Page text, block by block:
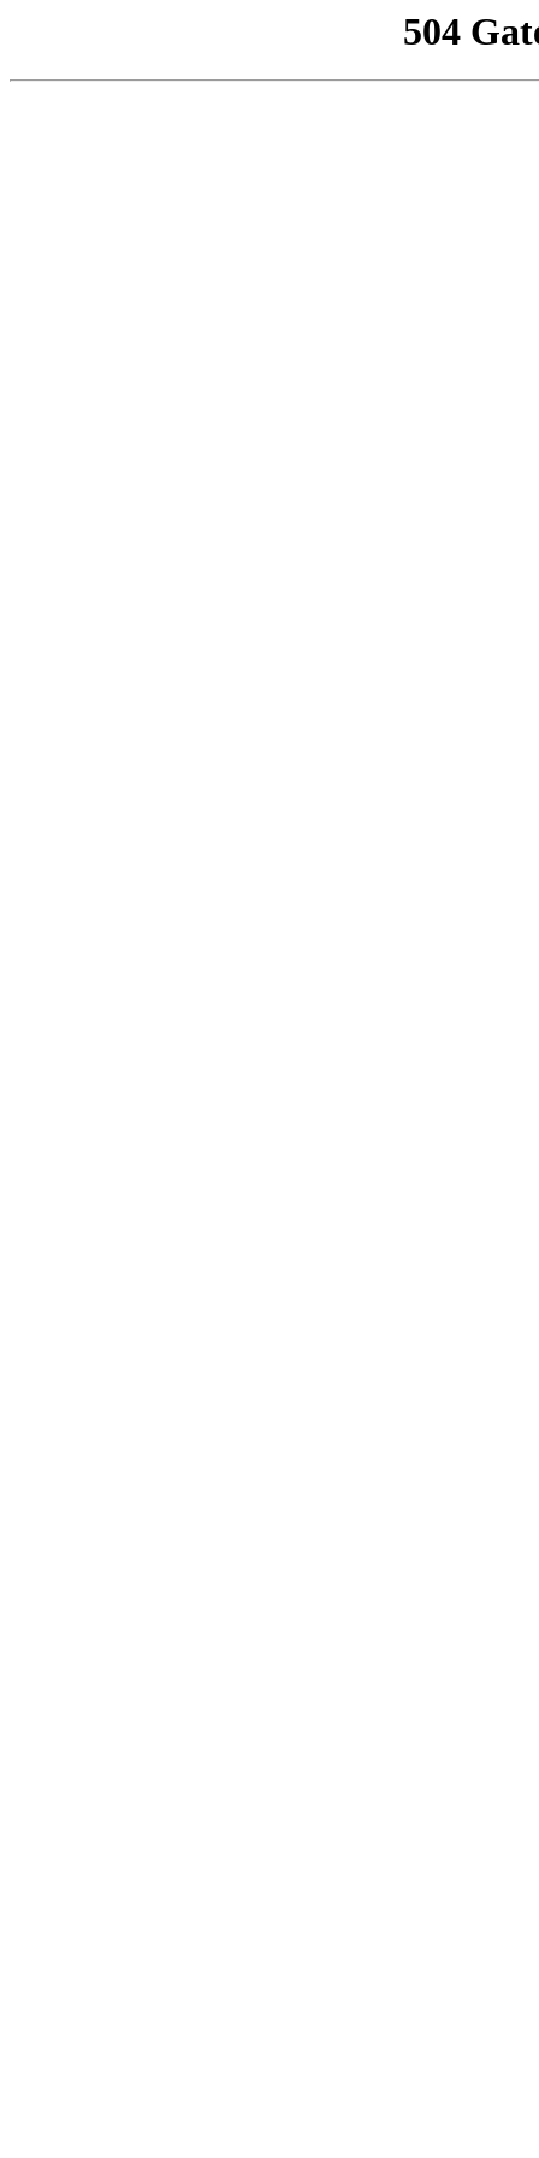
504